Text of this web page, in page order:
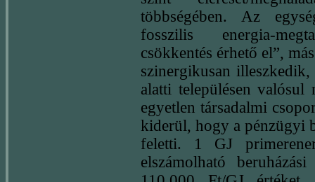
többségében. Az
fosszilis energia-
csökkentés érhető el”,
szinergikusan
alatti településen valósul
egyetlen társadalmi
kiderül, hogy a pénzügyi
feletti. 1 GJ
elszámolható